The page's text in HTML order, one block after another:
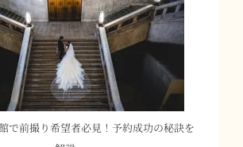
で前撮り希望者必見！予約成功の秘訣を